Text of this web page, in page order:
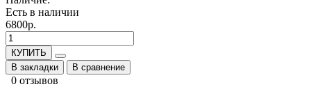
Есть в наличии
6800р.
КУПИТЬ
В закладки
В сравнение
0 отзывов